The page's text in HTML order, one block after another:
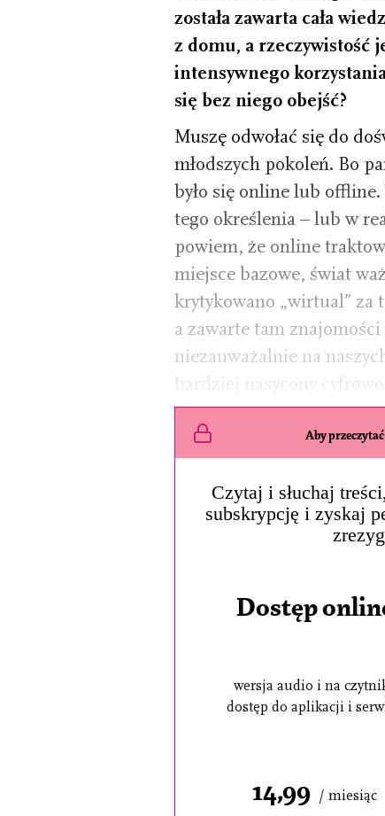
została zawarta cała
z domu, a rzeczywistość
intensywnego
się bez niego obejść?
Muszę odwołać się do
młodszych pokoleń. Bo
było się online lub
tego określenia – lub w
powiem, że online
miejsce bazowe, świat
krytykowano „wirtual” za
a zawarte tam
niezauważalnie na
bardziej nasycony
Aby
Czytaj i słuchaj
subskrypcję i zyskaj
Dostęp
wersja audio i na
dostęp do aplikacji i
14,99 / miesiąc